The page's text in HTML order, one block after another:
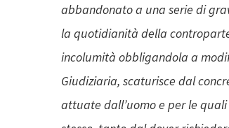
abbandonato a una serie di
la quotidianità della
incolumità obbligandola a
Giudiziaria, scaturisce dal
attuate dall’uomo e per le